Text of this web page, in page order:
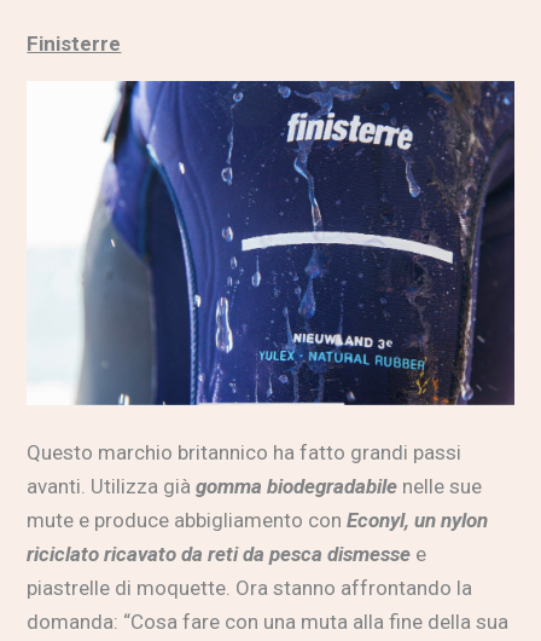
Finisterre
Questo marchio britannico ha fatto grandi passi
avanti. Utilizza giàgomma biodegradabile nelle sue
mute e produce abbigliamento conEconyl, un nylon
riciclato ricavato da reti da pesca dismesse e
piastrelle di moquette. Ora stanno affrontando la
domanda: “Cosa fare con una muta alla fine della sua